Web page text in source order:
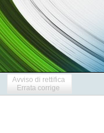
Avviso di rettifica
Errata corrige